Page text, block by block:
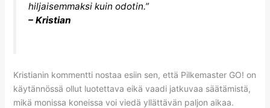
hiljaisemmaksi kuin odotin.”
– Kristian
Kristianin kommentti nostaa esiin sen, että Pilkemaster GO! on
käytännössä ollut luotettava eikä vaadi jatkuvaa säätämistä,
mikä monissa koneissa voi viedä yllättävän paljon aikaa.